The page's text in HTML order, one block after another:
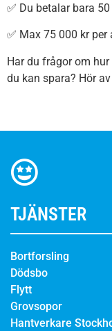
✅ Du betalar bara
✅ Max 75 000 kr
Har du frågor om
du kan spara? Hör
TJÄNSTER
Bortforsling
Dödsbo
Flytt
Grovsopor
Hantverkare